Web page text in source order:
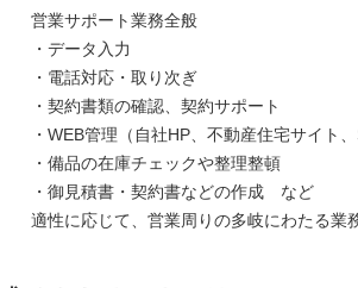
営業サポート業務全般
・データ入力
・電話対応・取り次ぎ
・契約書類の確認、契約サポート
・WEB管理（自社HP、不動産住宅サイト、
・備品の在庫チェックや整理整頓
・御見積書・契約書などの作成 など
適性に応じて、営業周りの多岐にわたる業